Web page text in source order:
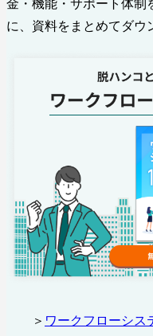
金・機能・サポート体制
に、資料をまとめてダウ
＞ ワークフローシス